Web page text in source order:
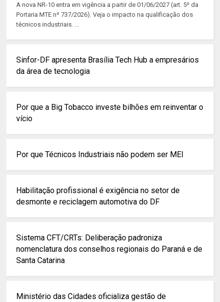
A nova NR-10 entra em vigência a partir de 01/06/2027 (art. 5º da
Portaria MTE nº 737/2026). Veja o impacto na qualificação dos
técnicos industriais. ...
Sinfor-DF apresenta Brasília Tech Hub a empresários
da área de tecnologia
Por que a Big Tobacco investe bilhões em reinventar o
vício
Por que Técnicos Industriais não podem ser MEI
Habilitação profissional é exigência no setor de
desmonte e reciclagem automotiva do DF
Sistema CFT/CRTs: Deliberação padroniza
nomenclatura dos conselhos regionais do Paraná e de
Santa Catarina
Ministério das Cidades oficializa gestão de